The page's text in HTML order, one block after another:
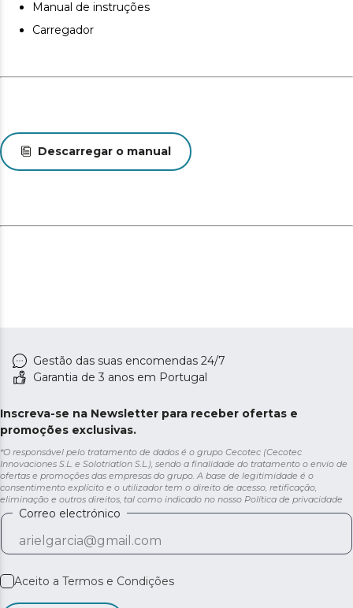
Manual de instruções
Carregador
Descarregar o manual
Gestão das suas encomendas 24/7
Garantia de 3 anos em Portugal
Inscreva-se na Newsletter para receber ofertas e
promoções exclusivas.
*O responsável pelo tratamento de dados é o grupo Cecotec (Cecotec
Innovaciones S.L. e Solotriatlon S.L.), sendo a finalidade do tratamento o envio de
ofertas e promoções das empresas do grupo. A base de legitimidade é o
consentimento explícito e o utilizador tem o direito de acesso, retificação,
eliminação e outros direitos, tal como indicado no nosso Política de privacidade
Correo electrónico
Aceito a Termos e Condições